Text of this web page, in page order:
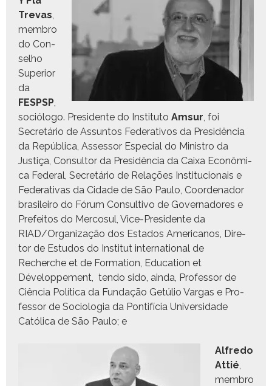
Trevas
mem­bro
do Con­
sel­ho
Supe­ri­or
da
FESPSP
sociól­o­go. Pres­i­dente do Insti­tu­to Amsur , foi
Secretário de Assun­tos Fed­er­a­tivos da Presidên­cia
da Repúbli­ca, Asses­sor Espe­cial do Min­istro da
Justiça, Con­sul­tor da Presidên­cia da Caixa Econômi­
ca Fed­er­al, Secretário de Relações Insti­tu­cionais e
Fed­er­a­ti­vas da Cidade de São Paulo, Coor­de­nador
brasileiro do Fórum Con­sul­ti­vo de Gov­er­nadores e
Prefeitos do Mer­co­sul, Vice-Pres­i­dente da
RIAD/Organização dos Esta­dos Amer­i­canos, Dire­
tor de Estu­dos do Insti­tut inter­na­tion­al de
Recherche et de For­ma­tion, Edu­ca­tion et
Développe­ment, ten­do sido, ain­da, Pro­fes­sor de
Ciên­cia Políti­ca da Fun­dação Getúlio Var­gas e Pro­
fes­sor de Soci­olo­gia da Pon­tif­í­cia Uni­ver­si­dade
Católi­ca de São Paulo; e
Alfre­do
Attié
mem­bro